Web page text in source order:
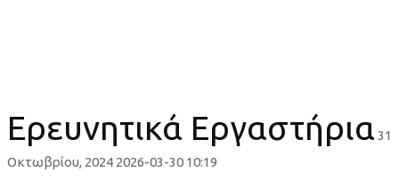
Ερευνητικά Εργαστήρια 31
Οκτωβρίου, 2024 2026-03-30 10:19